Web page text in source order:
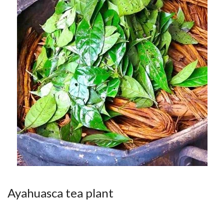
Ayahuasca tea plant